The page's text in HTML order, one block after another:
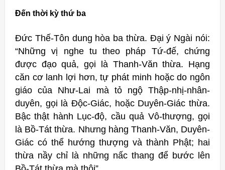
Đến thời kỳ thứ ba
Ðức Thế-Tôn dung hòa ba thừa. Đại ý Ngài nói:
“Những vị nghe tu theo pháp Tứ-đế, chứng
được đạo quả, gọi là Thanh-Văn thừa. Hạng
căn cơ lanh lợi hơn, tự phát minh hoặc do ngôn
giáo của Như-Lai mà tỏ ngộ Thập-nhị-nhân-
duyên, gọi là Ðộc-Giác, hoặc Duyên-Giác thừa.
Bậc thật hành Lục-độ, cầu quả Vô-thượng, gọi
là Bồ-Tát thừa. Nhưng hàng Thanh-Văn, Duyên-
Giác có thể hướng thượng và thành Phật; hai
thừa nầy chỉ là những nấc thang để bước lên